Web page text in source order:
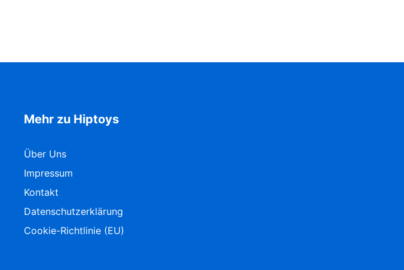
Mehr zu Hiptoys
Über Uns
Impressum
Kontakt
Datenschutzerklärung
Cookie-Richtlinie (EU)